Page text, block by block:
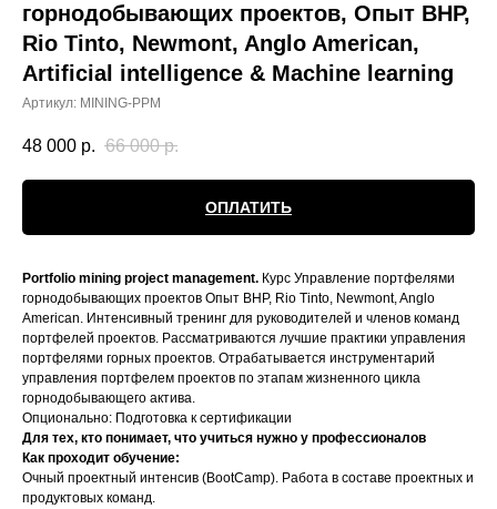
горнодобывающих проектов, Опыт BHP,
Rio Tinto, Newmont, Anglo American,
Artificial intelligence & Machine learning
Артикул: MINING-PPM
48 000 р. 66 000 р.
ОПЛАТИТЬ
Portfolio mining project management. Курс Управление портфелями
горнодобывающих проектов Опыт BHP, Rio Tinto, Newmont, Anglo
American. Интенсивный тренинг для руководителей и членов команд
портфелей проектов. Рассматриваются лучшие практики управления
портфелями горных проектов. Отрабатывается инструментарий
управления портфелем проектов по этапам жизненного цикла
горнодобывающего актива.
Опционально: Подготовка к сертификации
Для тех, кто понимает, что учиться нужно у профессионалов
Как проходит обучение:
Очный проектный интенсив (BootCamp). Работа в составе проектных и
продуктовых команд.